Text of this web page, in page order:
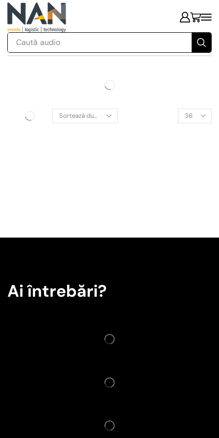
Caută audio
Ai întrebări?